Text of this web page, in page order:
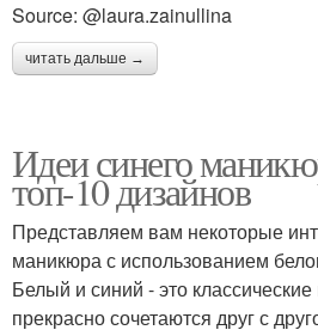
Source: @laura.zainullina
читать дальше →
Идеи синего
топ-10 дизайнов
Представляем вам некоторые
маникюра с использованием
Белый и синий - это
прекрасно сочетаются друг с